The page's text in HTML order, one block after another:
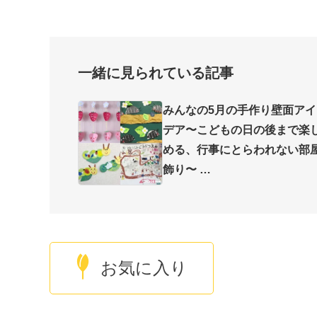
一緒に見られている記事
みんなの5月の手作り壁面アイ
デア〜こどもの日の後まで楽
める、行事にとらわれない部
飾り〜
お気に入り